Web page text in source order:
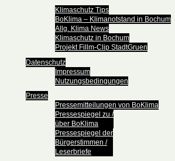
Klimaschutz Tips
BoKlima – Klimanotstand in Bochum
Allg. Klima News
Klimaschutz in Bochum
Projekt Fillm-Clip StadtGruen
Datenschutz
Impressum
Nutzungsbedingungen
Presse
Pressemitteilungen von BoKlima
Pressespiegel zu /
über BoKlima
Pressespiegel der
Bürgerstimmen /
Leserbriefe